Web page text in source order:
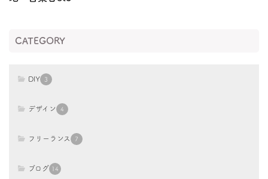
CATEGORY
DIY 3
デザイン 4
フリーランス 7
ブログ 14